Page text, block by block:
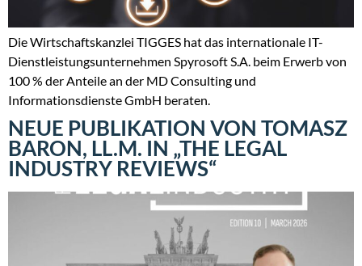
Die Wirtschaftskanzlei TIGGES hat das internationale IT-
Dienstleistungsunternehmen Spyrosoft S.A. beim Erwerb von
100 % der Anteile an der MD Consulting und
Informationsdienste GmbH beraten.
NEUE PUBLIKATION VON TOMASZ
BARON, LL.M. IN „THE LEGAL
INDUSTRY REVIEWS“